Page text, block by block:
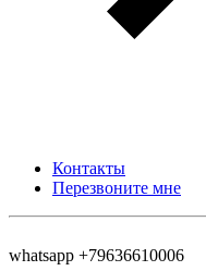
Контакты
Перезвоните мне
whatsapp +79636610006